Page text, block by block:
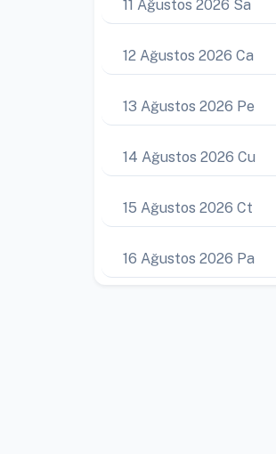
11 Ağustos 2026 Sa
12 Ağustos 2026 Ca
13 Ağustos 2026 Pe
14 Ağustos 2026 Cu
15 Ağustos 2026 Ct
16 Ağustos 2026 Pa